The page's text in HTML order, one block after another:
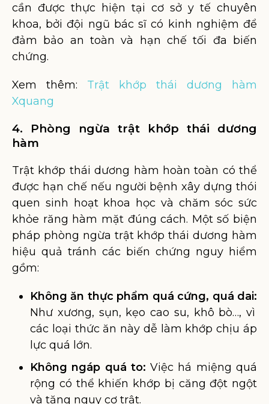
cần được thực hiện tại cơ sở y tế chuyên
khoa, bởi đội ngũ bác sĩ có kinh nghiệm để
đảm bảo an toàn và hạn chế tối đa biến
chứng.
Xem thêm: Trật khớp thái dương hàm
Xquang
4. Phòng ngừa trật khớp thái dương
hàm
Trật khớp thái dương hàm hoàn toàn có thể
được hạn chế nếu người bệnh xây dựng thói
quen sinh hoạt khoa học và chăm sóc sức
khỏe răng hàm mặt đúng cách. Một số biện
pháp phòng ngừa trật khớp thái dương hàm
hiệu quả tránh các biến chứng nguy hiểm
gồm:
Không ăn thực phẩm quá cứng, quá dai:
Như xương, sụn, kẹo cao su, khô bò…, vì
các loại thức ăn này dễ làm khớp chịu áp
lực quá lớn.
Không ngáp quá to: Việc há miệng quá
rộng có thể khiến khớp bị căng đột ngột
và tăng nguy cơ trật.